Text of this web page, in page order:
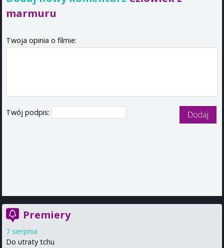
marmuru
Twoja opinia o filmie:
Twój podpis:
Premiery
7 sierpnia
Do utraty tchu